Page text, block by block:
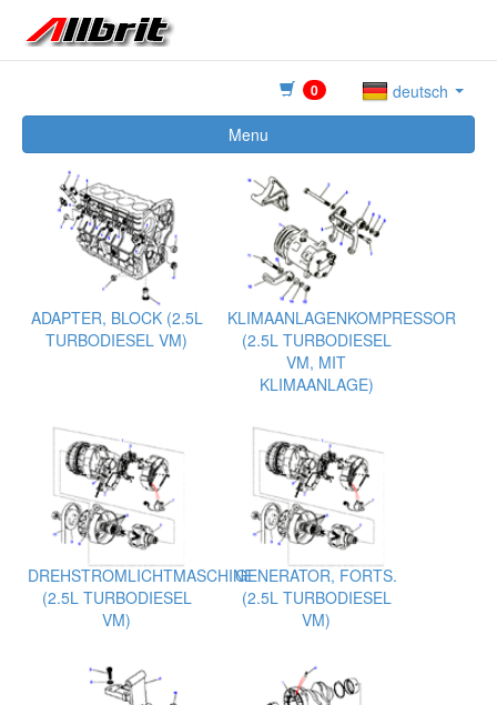
0
deutsch
Menu
ADAPTER, BLOCK (2.5L
TURBODIESEL VM)
KLIMAANLAGENKOMPRESSOR
(2.5L TURBODIESEL
VM, MIT
KLIMAANLAGE)
DREHSTROMLICHTMASCHINE
(2.5L TURBODIESEL
VM)
GENERATOR, FORTS.
(2.5L TURBODIESEL
VM)